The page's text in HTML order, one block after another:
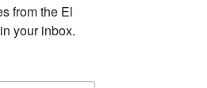
from the El
your inbox.